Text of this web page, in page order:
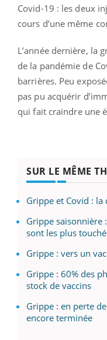
Covid-19 : les deux
cours d’une même
L’année dernière, la
de la pandémie de
barrières. Peu
pas pu acquérir
qui fait craindre une
SUR LE MÊME
Grippe et Covid :
Grippe saisonnière
sont les plus
Grippe : vers un
Grippe : 60% des
stock de vaccins
Grippe : en perte
encore terminée